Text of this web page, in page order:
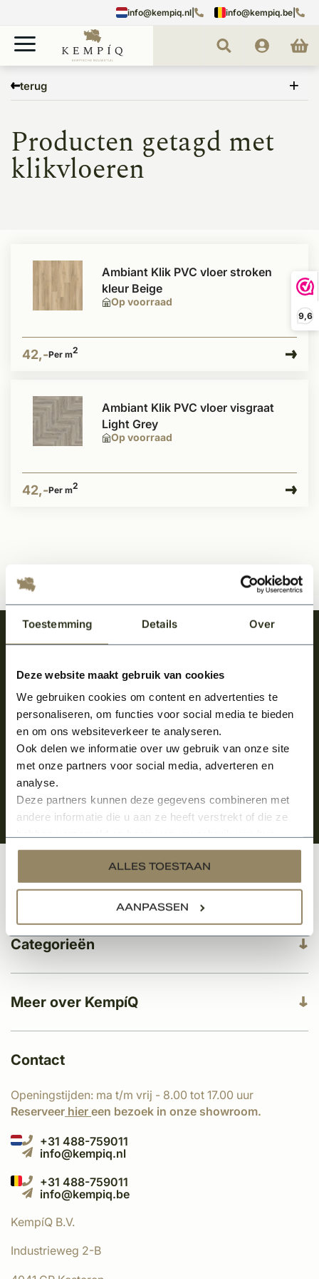
Toestemming Details Over
Deze website maakt gebruik van cookies
We gebruiken cookies om content en advertenties te
personaliseren, om functies voor social media te bieden
en om ons websiteverkeer te analyseren.
Ook delen we informatie over uw gebruik van onze site
met onze partners voor social media, adverteren en
analyse.
Deze partners kunnen deze gegevens combineren met
andere informatie die u aan ze heeft verstrekt of die ze
services.
ALLES TOESTAAN
AANPASSEN
9,6
info@kempiq.nl info@kempiq.be
terug
klikvloeren
Producten getagd met
klikvloeren
Op voorraad
Ambiant Klik PVC vloer stroken
kleur Beige
42,-Per m2
Op voorraad
Ambiant Klik PVC vloer visgraat
Light Grey
42,-Per m2
Meld je aan en ontvang het laatste nieuws
Meer over KempíQ
Klantenservice
Categorieën
Contact
Openingstijden: ma t/m vrij - 8.00 tot 17.00 uur
Reserveer hier een bezoek in onze showroom.
+31 488-759011
info@kempiq.nl
+31 488-759011
info@kempiq.be
KempíQ B.V.
Industrieweg 2-B